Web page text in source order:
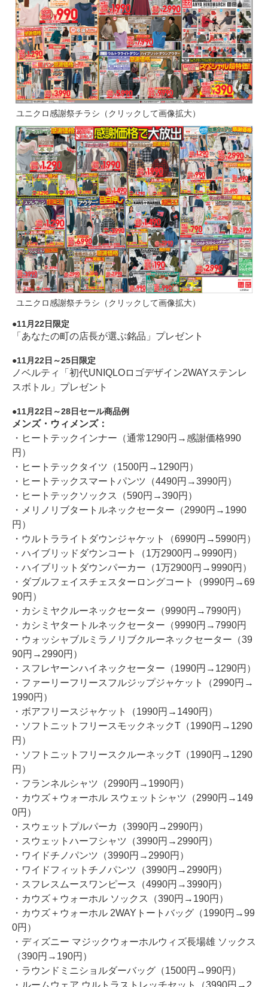
ユニクロ感謝祭チラシ（クリックして画像拡大）
ユニクロ感謝祭チラシ（クリックして画像拡大）
11月22日限定
「あなたの町の店長が選ぶ銘品」プレゼント
11月22日～25日限定
ノベルティ「初代UNIQLOロゴデザイン2WAYステンレ
スボトル」プレゼント
11月22日～28日セール商品例
メンズ・ウィメンズ：
・ヒートテックインナー（通常1290円→感謝価格990
円）
・ヒートテックタイツ（1500円→1290円）
・ヒートテックスマートパンツ（4490円→3990円）
・ヒートテックソックス（590円→390円）
・メリノリブタートルネックセーター（2990円→1990
円）
・ウルトラライトダウンジャケット（6990円→5990円）
・ハイブリッドダウンコート（1万2900円→9990円）
・ハイブリットダウンパーカー（1万2900円→9990円）
・ダブルフェイスチェスターロングコート（9990円→69
90円）
・カシミヤクルーネックセーター（9990円→7990円）
・カシミヤタートルネックセーター（9990円→7990円
・ウォッシャブルミラノリブクルーネックセーター（39
90円→2990円）
・スフレヤーンハイネックセーター（1990円→1290円）
・ファーリーフリースフルジップジャケット（2990円→
1990円）
・ボアフリースジャケット（1990円→1490円）
・ソフトニットフリースモックネックT（1990円→1290
円）
・ソフトニットフリースクルーネックT（1990円→1290
円）
・フランネルシャツ（2990円→1990円）
・カウズ＋ウォーホル スウェットシャツ（2990円→149
0円）
・スウェットプルパーカ（3990円→2990円）
・スウェットハーフシャツ（3990円→2990円）
・ワイドチノパンツ（3990円→2990円）
・ワイドフィットチノパンツ（3990円→2990円）
・スフレスムースワンピース（4990円→3990円）
・カウズ＋ウォーホル ソックス（390円→190円）
・カウズ＋ウォーホル 2WAYトートバッグ（1990円→99
0円）
・ディズニー マジックウォーホルウィズ長場雄 ソックス
（390円→190円）
・ラウンドミニショルダーバッグ（1500円→990円）
・ルームウェア ウルトラストレッチセット（3990円→2